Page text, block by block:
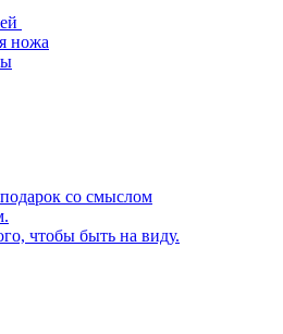
ножа
со смыслом
чтобы быть на виду.